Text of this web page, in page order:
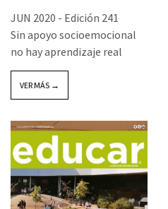
JUN 2020 - Edición 241
Sin apoyo socioemocional
no hay aprendizaje real
VER MÁS →